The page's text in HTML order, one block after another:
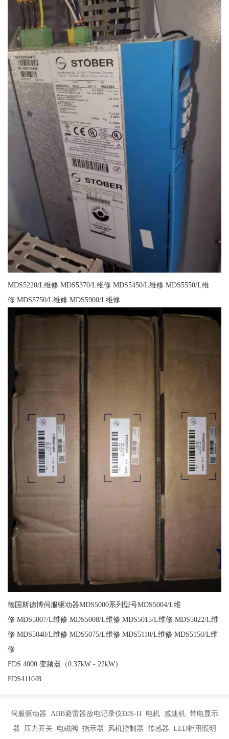
MDS5220/L维修 MDS5370/L维修 MDS5450/L维修 MDS5550/L维
修 MDS5750/L维修 MDS5900/L维修
德国斯德博伺服驱动器MDS5000系列型号MDS5004/L维
修 MDS5007/L维修 MDS5008/L维修 MDS5015/L维修 MDS5022/L维
修 MDS5040/L维修 MDS5075/L维修 MDS5110/L维修 MDS5150/L维
修
FDS 4000 变频器（0.37kW - 22kW）
FDS4110/B
伺服驱动器 ABB避雷器放电记录仪DJS-II 电机 减速机 带电显示
器 压力开关 电磁阀 指示器 风机控制器 传感器 LED柜用照明